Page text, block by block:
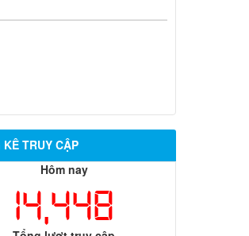
KÊ TRUY CẬP
Hôm nay
14,448